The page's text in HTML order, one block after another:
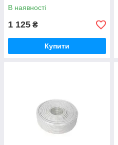
В наявності
1 125 ₴
Купити